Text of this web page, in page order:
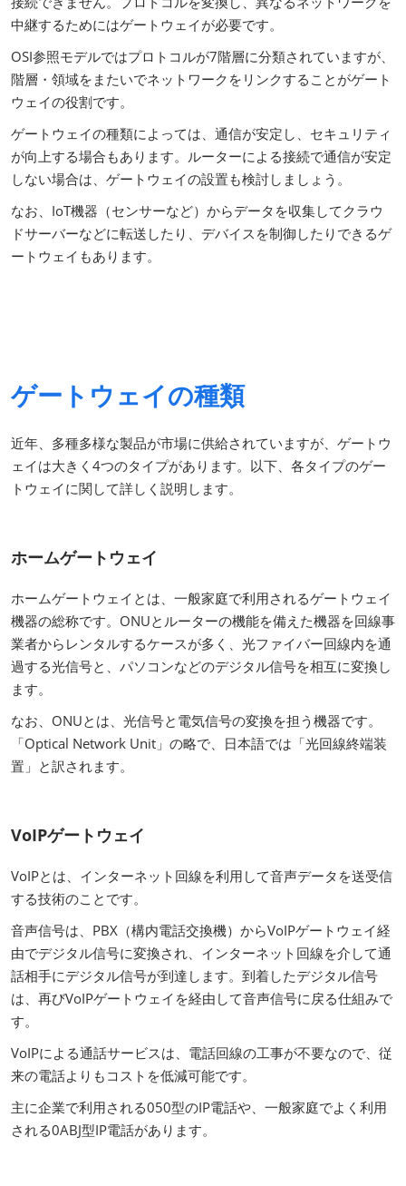
中継するためにはゲートウェイが必要です。
OSI参照モデルではプロトコルが7階層に分類されていますが、
階層・領域をまたいでネットワークをリンクすることがゲート
ウェイの役割です。
ゲートウェイの種類によっては、通信が安定し、セキュリティ
が向上する場合もあります。ルーターによる接続で通信が安定
しない場合は、ゲートウェイの設置も検討しましょう。
なお、IoT機器（センサーなど）からデータを収集してクラウ
ドサーバーなどに転送したり、デバイスを制御したりできるゲ
ートウェイもあります。
ゲートウェイの種類
近年、多種多様な製品が市場に供給されていますが、ゲートウ
ェイは大きく4つのタイプがあります。以下、各タイプのゲー
トウェイに関して詳しく説明します。
ホームゲートウェイ
ホームゲートウェイとは、一般家庭で利用されるゲートウェイ
機器の総称です。ONUとルーターの機能を備えた機器を回線事
業者からレンタルするケースが多く、光ファイバー回線内を通
過する光信号と、パソコンなどのデジタル信号を相互に変換し
ます。
なお、ONUとは、光信号と電気信号の変換を担う機器です。
「Optical Network Unit」の略で、日本語では「光回線終端装
置」と訳されます。
VoIPゲートウェイ
VoIPとは、インターネット回線を利用して音声データを送受信
する技術のことです。
音声信号は、PBX（構内電話交換機）からVoIPゲートウェイ経
由でデジタル信号に変換され、インターネット回線を介して通
話相手にデジタル信号が到達します。到着したデジタル信号
は、再びVoIPゲートウェイを経由して音声信号に戻る仕組みで
す。
VoIPによる通話サービスは、電話回線の工事が不要なので、従
来の電話よりもコストを低減可能です。
主に企業で利用される050型のIP電話や、一般家庭でよく利用
される0ABJ型IP電話があります。